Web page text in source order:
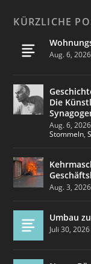
KÜRZLICHE
Aug. 6, 2026
Die
Aug. 6, 2026
Stommeln,
Aug. 3, 2026
Umbau
Juli 30, 2026